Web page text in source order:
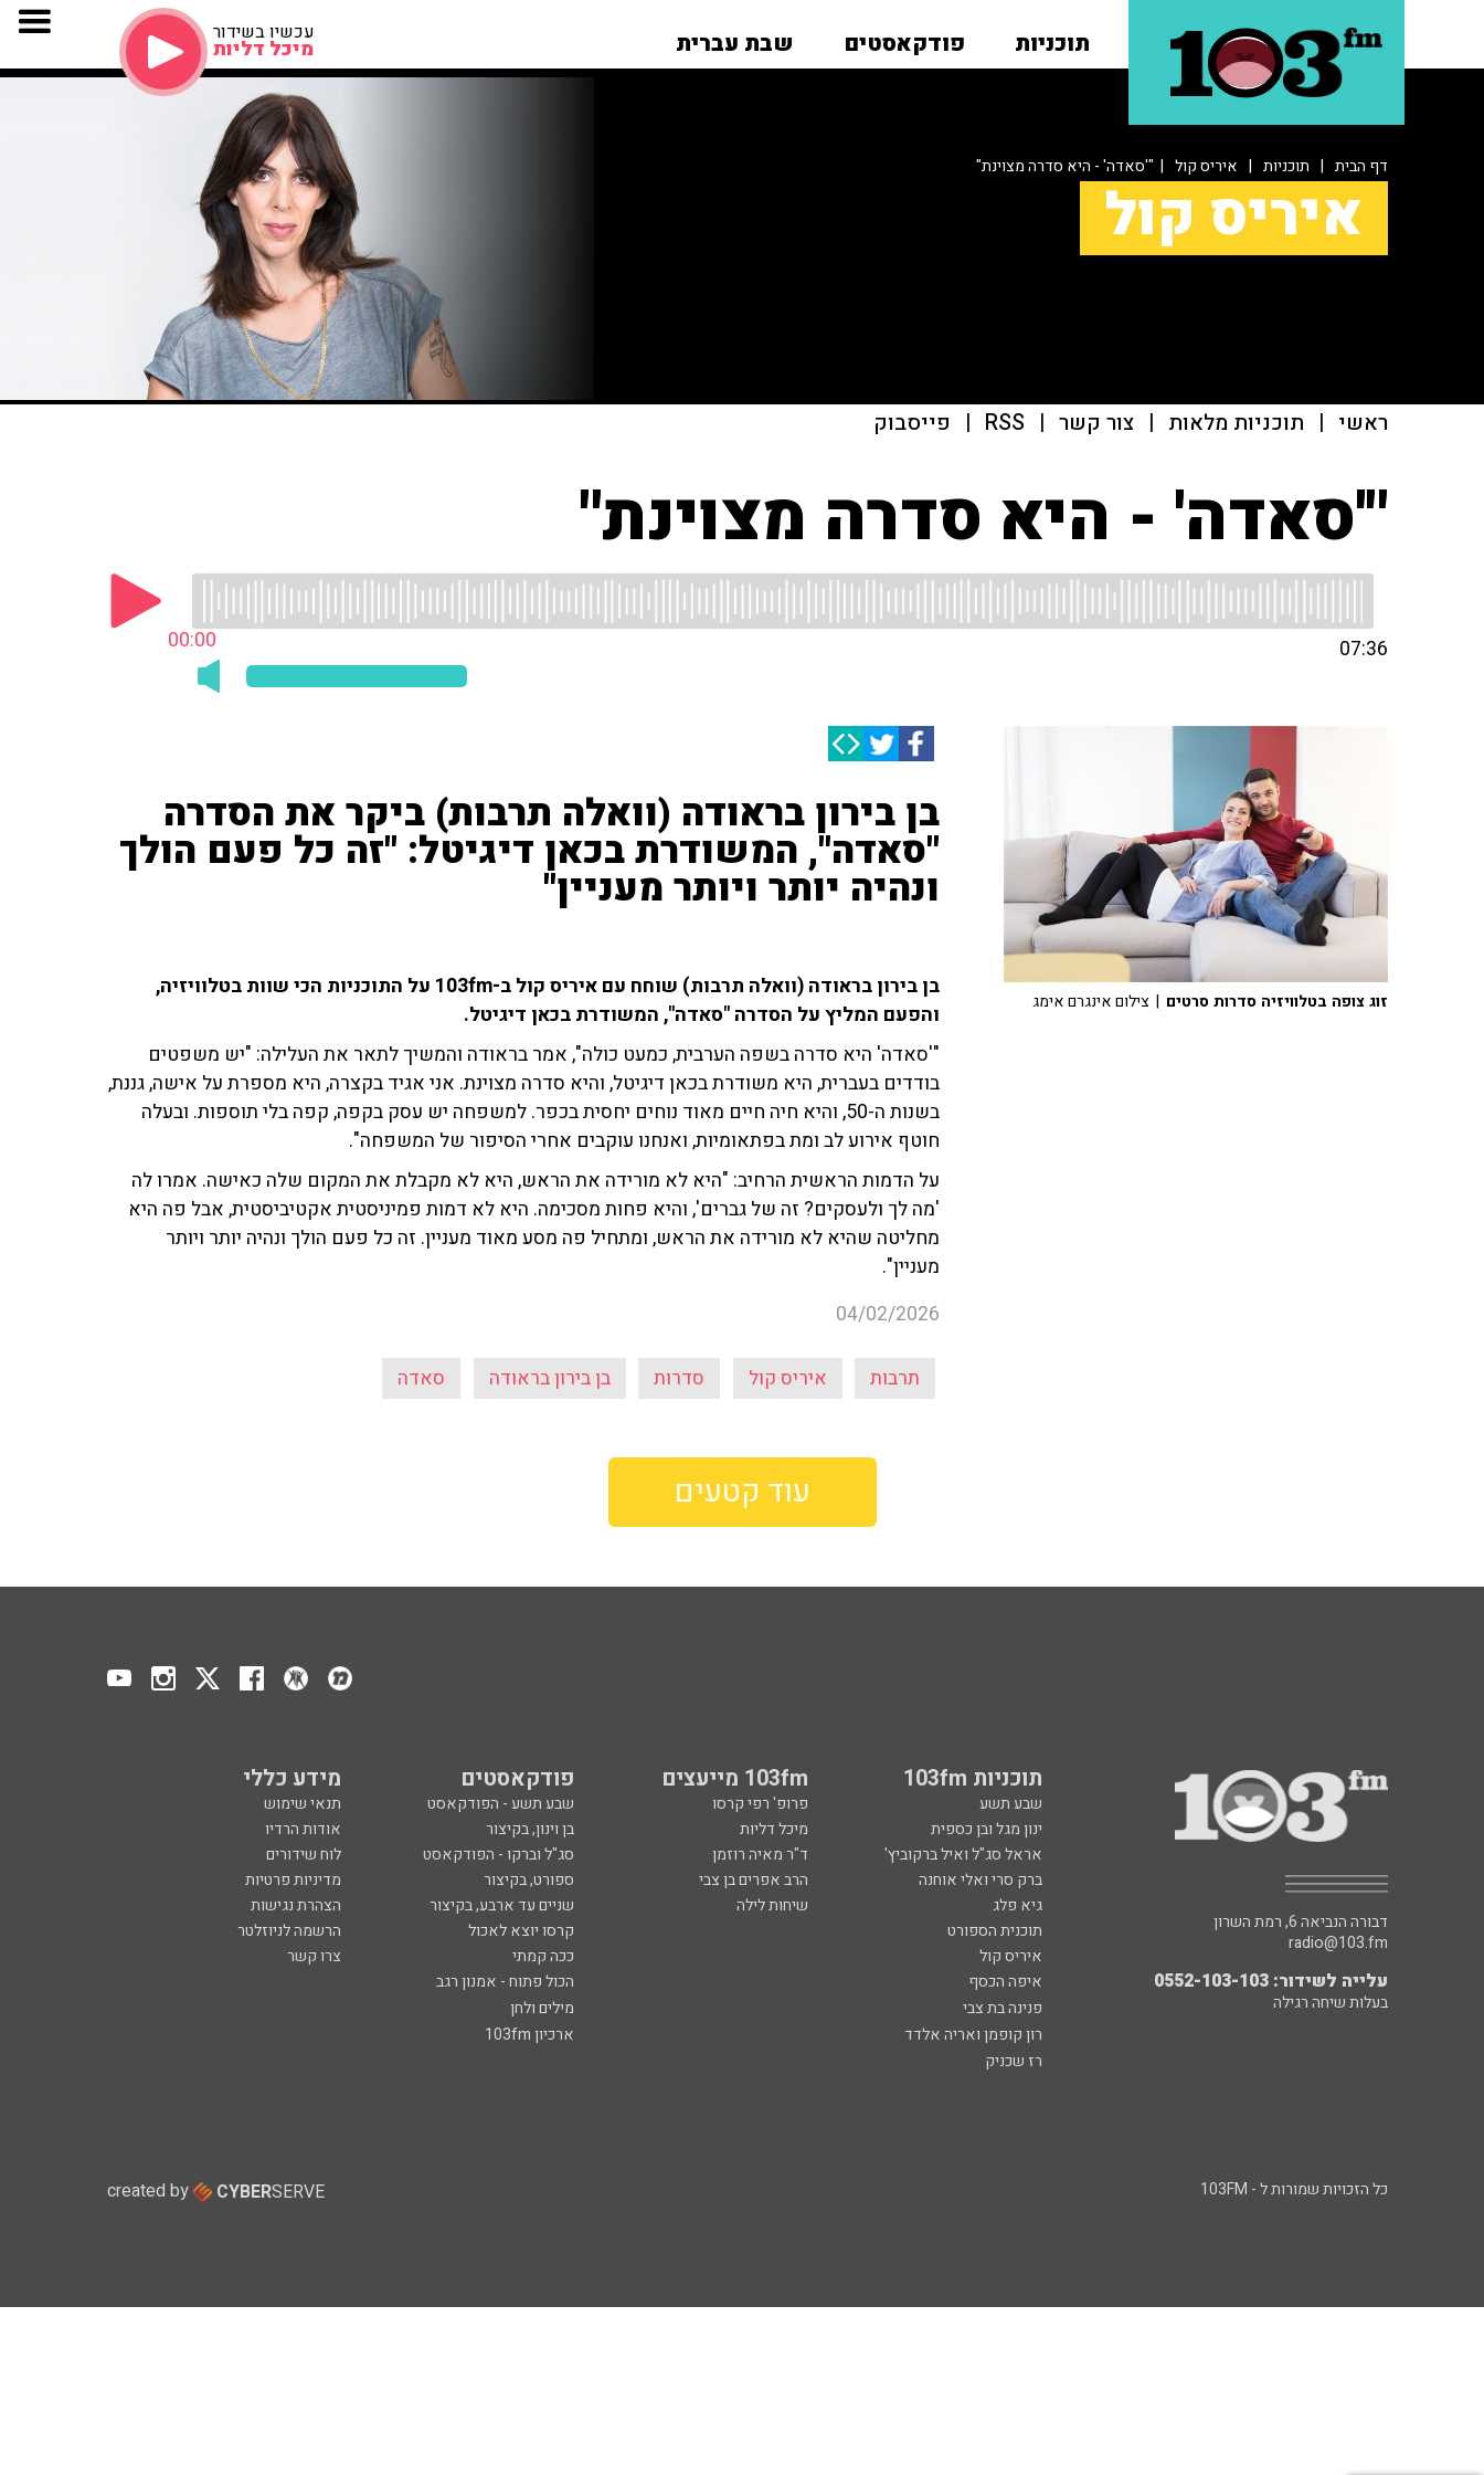
תוכניות פודקאסטים שבת עברית עכשיו בשידור
מיכל דליות
דף הבית | תוכניות | איריס קול | "'סאדה' - היא סדרה מצוינת"
איריס קול
ראשי | תוכניות מלאות | צור קשר |
RSS
| פייסבוק
"'סאדה' - היא סדרה מצוינת"
00:00 07:36
בן בירון בראודה (וואלה תרבות) ביקר את הסדרה
"סאדה", המשודרת בכאן דיגיטל: "זה כל פעם הולך
ונהיה יותר ויותר מעניין"
בן בירון בראודה (וואלה תרבות) שוחח עם איריס קול ב-103fm על התוכניות הכי שוות בטלוויזיה,
והפעם המליץ על הסדרה "סאדה", המשודרת בכאן דיגיטל.
"'סאדה' היא סדרה בשפה הערבית, כמעט כולה", אמר בראודה והמשיך לתאר את העלילה: "יש משפטים
בודדים בעברית, היא משודרת בכאן דיגיטל, והיא סדרה מצוינת. אני אגיד בקצרה, היא מספרת על אישה, גננת,
בשנות ה-50, והיא חיה חיים מאוד נוחים יחסית בכפר. למשפחה יש עסק בקפה, קפה בלי תוספות. ובעלה
חוטף אירוע לב ומת בפתאומיות, ואנחנו עוקבים אחרי הסיפור של המשפחה".
על הדמות הראשית הרחיב: "היא לא מורידה את הראש, היא לא מקבלת את המקום שלה כאישה. אמרו לה
'מה לך ולעסקים? זה של גברים', והיא פחות מסכימה. היא לא דמות פמיניסטית אקטיביסטית, אבל פה היא
מחליטה שהיא לא מורידה את הראש, ומתחיל פה מסע מאוד מעניין. זה כל פעם הולך ונהיה יותר ויותר
מעניין".
04/02/2026
תרבות איריס קול סדרות בן בירון בראודה סאדה
זוג צופה בטלוויזיה סדרות סרטים | צילום אינגרם אימג
עוד קטעים
תוכניות 103fm 103fm מייעצים פודקאסטים מידע כללי
שבע תשע פרופ' רפי קרסו שבע תשע - הפודקאסט
תנאי שימוש
ינון מגל ובן כספית
מיכל דליות בן וינון, בקיצור
אודות הרדיו
אראל סג"ל ואיל ברקוביץ'
ד"ר מאיה רוזמן סג"ל וברקו - הפודקאסט
לוח שידורים
ברק סרי ואלי אוחנה
הרב אפרים בן צבי ספורט, בקיצור
מדיניות פרטיות
גיא פלג
שיחות לילה שניים עד ארבע, בקיצור
הצהרת נגישות
תוכנית הספורט
קרסו יוצא לאכול
הרשמה לניוזלטר
איריס קול
ככה קמתי
צרו קשר
איפה הכסף
הכול פתוח - אמנון רגב
פנינה בת צבי
מילים ולחן
רון קופמן ואריה אלדד
ארכיון 103fm
רז שכניק
דבורה הנביאה 6, רמת השרון
radio@103.fm
עלייה לשידור: 0552-103-103
בעלות שיחה רגילה
כל הזכויות שמורות ל - 103FM created by CYBERSERVE